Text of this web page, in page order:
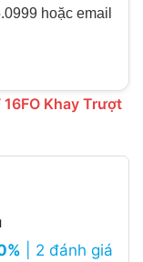
hoặc email
Khay Trượt
| 2 đánh giá